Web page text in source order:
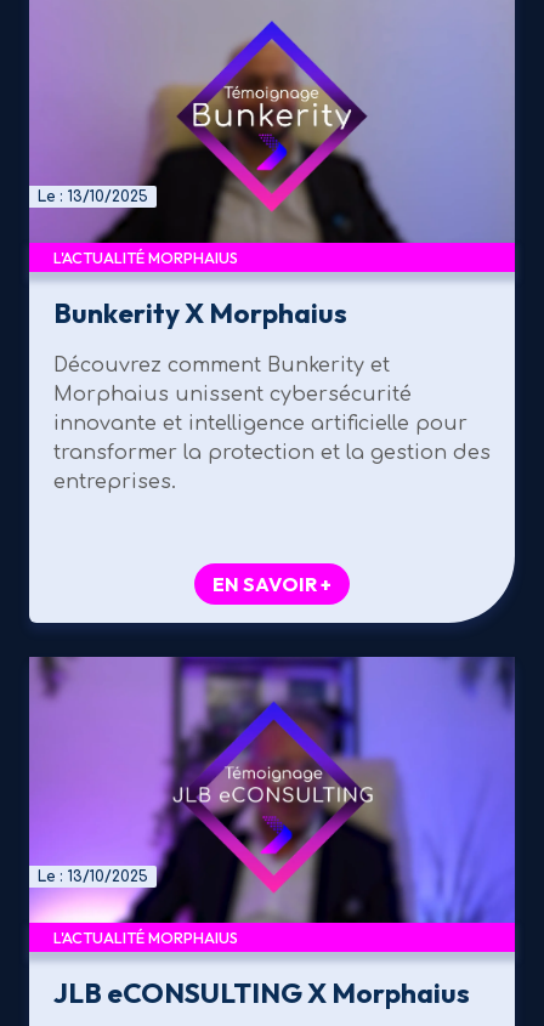
Le : 13/10/2025
L'ACTUALITÉ MORPHAIUS
Bunkerity X Morphaius
Découvrez comment Bunkerity et
Morphaius unissent cybersécurité
innovante et intelligence artificielle pour
transformer la protection et la gestion des
entreprises.
EN SAVOIR +
Le : 13/10/2025
L'ACTUALITÉ MORPHAIUS
JLB eCONSULTING X Morphaius